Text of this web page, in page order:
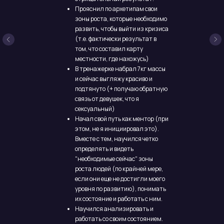
Прояснил по архетипам свои
зоны роста, которые необходимо
развить, чтобы выйти из кризиса
(т.е. фактически результат в
том, что составил карту
местности, где нахожусь)
В тренажерке набрал 7кг массы
и сейчас выгляжу красиво и
подтянуто (+ получаю обратную
связь от девушек, что я
сексуальный)
Начал свой путь как ментор (при
этом, не я инициировал это).
Вместе с тем, научился четко
определять и видеть
"необходимые сейчас" зоны
роста людей (по крайней мере,
если они еще не достигли моего
уровня по развитию), понимать
их состояние и работать с ним.
Научился анализировать и
работать со своим состоянием.
Получите 3
подарка 🎁
Нажав на кнопку ниже
🎁 Подарок #1
Мини-тренинг “5
способов усилить
голос, мимику, осанку”
PDF-файл, 3.5mb
🎁 Подарок #2
Выжимка из опыта
“100 привычек
мощных людей”
PDF-файл, 11.5mb